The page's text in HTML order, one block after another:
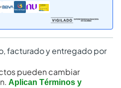
facturado y entregado por
pueden cambiar
Aplican Términos y